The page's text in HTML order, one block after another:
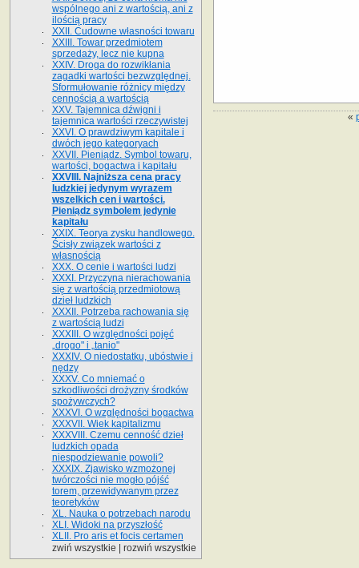
«
wspólnego ani z wartością, ani z
ilością pracy
XXII. Cudowne własności towaru
XXIII. Towar przedmiotem
sprzedaży, lecz nie kupna
XXIV. Droga do rozwikłania
zagadki wartości bezwzględnej.
Sformułowanie różnicy między
cennością a wartością
XXV. Tajemnica dźwigni i
tajemnica wartości rzeczywistej
XXVI. O prawdziwym kapitale i
dwóch jego kategoryach
XXVII. Pieniądz. Symbol towaru,
wartości, bogactwa i kapitału
XXVIII. Najniższa cena pracy
ludzkiej jedynym wyrazem
wszelkich cen i wartości.
Pieniądz symbolem jedynie
kapitału
XXIX. Teorya zysku handlowego.
Ścisły związek wartości z
własnością
XXX. O cenie i wartości ludzi
XXXI. Przyczyna nierachowania
się z wartością przedmiotową
dzieł ludzkich
XXXII. Potrzeba rachowania się
z wartością ludzi
XXXIII. O względności pojęć
„drogo" i „tanio"
XXXIV. O niedostatku, ubóstwie i
nędzy
XXXV. Co mniemać o
szkodliwości drożyzny środków
spożywczych?
XXXVI. O względności bogactwa
XXXVII. Wiek kapitalizmu
XXXVIII. Czemu cenność dzieł
ludzkich opada
niespodziewanie powoli?
XXXIX. Zjawisko wzmożonej
twórczości nie mogło pójść
torem, przewidywanym przez
teoretyków
XL. Nauka o potrzebach narodu
XLI. Widoki na przyszłość
XLII. Pro aris et focis certamen
zwiń wszystkie
rozwiń wszystkie